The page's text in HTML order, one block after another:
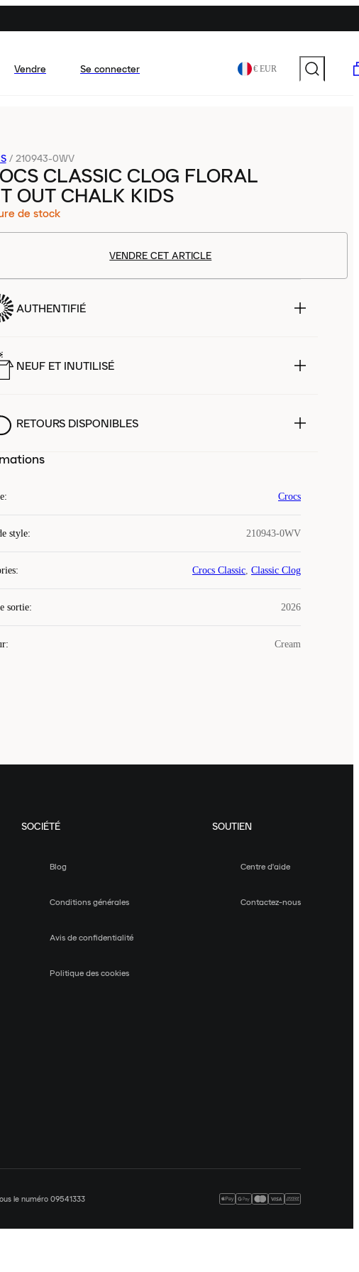
Vendre Se connecter € EUR
/ 210943-0WV
CLASSIC CLOG FLORAL
OUT CHALK KIDS
de stock
VENDRE CET ARTICLE
AUTHENTIFIÉ
NEUF ET INUTILISÉ
RETOURS DISPONIBLES
: Crocs
style: 210943-0WV
: Crocs Classic, Classic Clog
sortie: 2026
: Cream
SOCIÉTÉ
Blog
Conditions générales
Avis de confidentialité
Politique des cookies
SOUTIEN
Centre d'aide
Contactez-nous
le numéro 09541333